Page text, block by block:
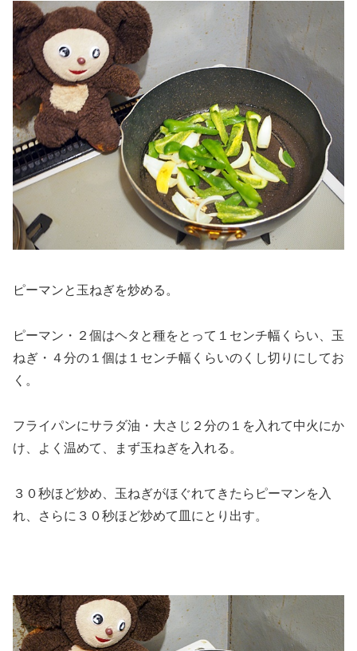
ピーマンと玉ねぎを炒める。
ピーマン・２個はヘタと種をとって１センチ幅くらい、玉
ねぎ・４分の１個は１センチ幅くらいのくし切りにしてお
く。
フライパンにサラダ油・大さじ２分の１を入れて中火にか
け、よく温めて、まず玉ねぎを入れる。
３０秒ほど炒め、玉ねぎがほぐれてきたらピーマンを入
れ、さらに３０秒ほど炒めて皿にとり出す。